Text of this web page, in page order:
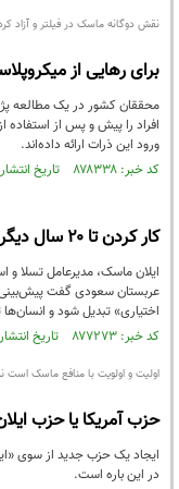
نقش دوگانه ماسک در فیلتر و آزاد
برای رهایی از
محققان کشور در یک مطالعه
افراد را پیش و پس از
ورود این ذرات ارائه داده‌اند.
کد خبر: ۸۷۸۳۳۸ تاریخ انتشار : ۱۴۰۴/۰۹/۲۱
کار کردن تا ۲۰ سال دیگر انتخابی می‌شود
ايلان ماسک، مديرعامل تسلا
اختياری» تبديل شود و
کد خبر: ۸۷۷۲۷۳ تاریخ انتشار : ۱۴۰۴/۰۸/۲۹
اولیت و اولویت با منافع ماسک است
حزب آمریکا یا حزب
ایجاد یک حزب جدید از سوی
در این باره است.